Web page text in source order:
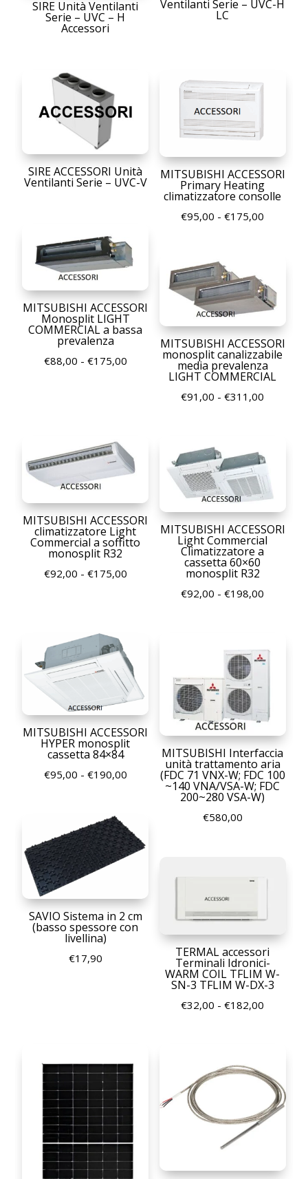
SIRE Unità Ventilanti
Serie – UVC – H
Accessori
Ventilanti Serie – UVC-H
LC
SIRE ACCESSORI Unità
Ventilanti Serie – UVC-V
MITSUBISHI ACCESSORI
Primary Heating
climatizzatore consolle
€95,00 - €175,00
€95,00
a
€175,00
MITSUBISHI ACCESSORI
Monosplit LIGHT
COMMERCIAL a bassa
prevalenza
€88,00 - €175,00Fascia
a
€175,00
MITSUBISHI ACCESSORI
monosplit canalizzabile
media prevalenza
LIGHT COMMERCIAL
€91,00 - €311,00
€91,00
a
€311,00
MITSUBISHI ACCESSORI
climatizzatore Light
Commercial a soffitto
monosplit R32
€92,00 - €175,00Fascia
a
€175,00
MITSUBISHI ACCESSORI
Light Commercial
Climatizzatore a
cassetta 60×60
monosplit R32
€92,00 - €198,00
€92,00
MITSUBISHI ACCESSORI
HYPER monosplit
cassetta 84×84
€95,00 - €190,00Fascia
da
€95,00
MITSUBISHI Interfaccia
unità trattamento aria
(FDC 71 VNX-W; FDC 100
~140 VNA/VSA-W; FDC
200~280 VSA-W)
€580,00
SAVIO Sistema in 2 cm
(basso spessore con
livellina)
€17,90 TERMAL accessori
Terminali Idronici-
WARM COIL TFLIM W-
SN-3 TFLIM W-DX-3
€32,00 - €182,00
€32,00
€182,00